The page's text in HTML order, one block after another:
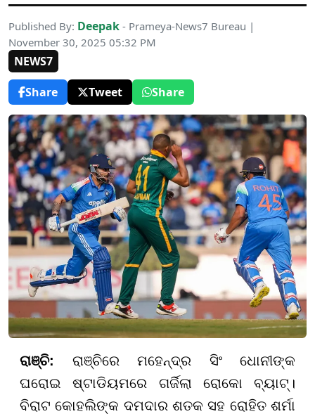
Published By: Deepak - Prameya-News7 Bureau |
November 30, 2025 05:32 PM
NEWS7
Share
Tweet Share
ରାଞ୍ଚି: ରାଞ୍ଚିରେ ମହେନ୍ଦ୍ର ସିଂ ଧାେନୀଙ୍କ
ଘରୋଇ ଷ୍ଟାଡିୟମରେ ଗର୍ଜିଲା ରୋକୋ ବ୍ୟାଟ୍।
ବିରାଟ କୋହଲିଙ୍କ ଦମଦାର ଶତକ ସହ ରୋହିତ ଶର୍ମା